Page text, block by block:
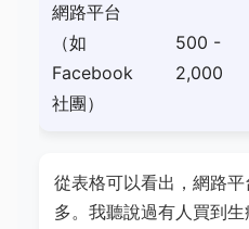
網路平台
（如
Facebook
社團）
500 -
2,000
從表格可以看出，網路
多。我聽說過有人買到